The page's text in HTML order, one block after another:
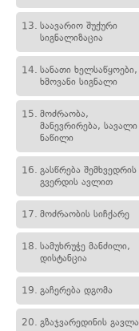
13. საავარიო შუქური
სიგნალიზაცია
14. სანათი ხელსაწყოები,
ხმოვანი სიგნალი
15. მოძრაობა,
მანევრირება, სავალი
ნაწილი
16. გასწრება შემხვედრის
გვერდის ავლით
17. მოძრაობის სიჩქარე
18. სამუხრუჭე მანძილი,
დისტანცია
19. გაჩერება დგომა
20. გზაჯვარედინის გავლა